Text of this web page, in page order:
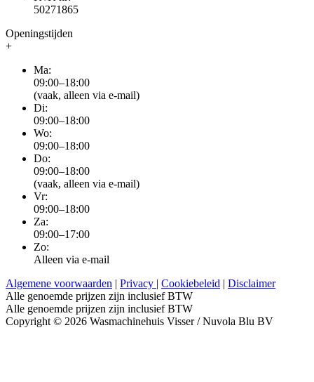
50271865
Openingstijden
+
Ma:
09:00–18:00
(vaak, alleen via e-mail)
Di:
09:00–18:00
Wo:
09:00–18:00
Do:
09:00–18:00
(vaak, alleen via e-mail)
Vr:
09:00–18:00
Za:
09:00–17:00
Zo:
Alleen via e-mail
Algemene voorwaarden | Privacy | Cookiebeleid | Disclaimer
Alle genoemde prijzen zijn inclusief BTW
Alle genoemde prijzen zijn inclusief BTW
Copyright © 2026 Wasmachinehuis Visser / Nuvola Blu BV